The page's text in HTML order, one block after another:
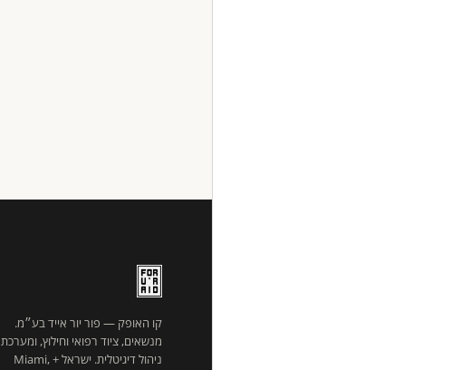
קו האופק — פור יור אייד בע״מ.
מנשאים, ציוד רפואי וחילוץ, ומערכת
ניהול דיגיטלית. ישראל + Miami,